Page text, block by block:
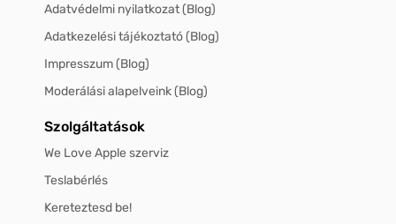
Adatvédelmi nyilatkozat (Blog)
Adatkezelési tájékoztató (Blog)
Impresszum (Blog)
Moderálási alapelveink (Blog)
Szolgáltatások
We Love Apple szerviz
Teslabérlés
Kereteztesd be!